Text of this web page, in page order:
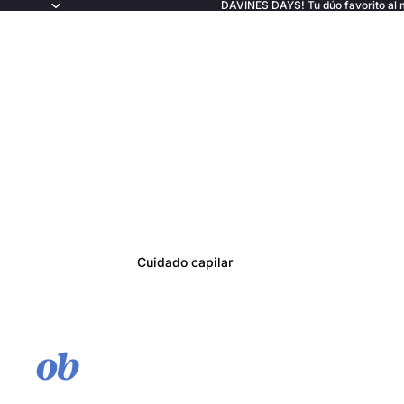
DAVINES DAYS! Tu dúo favorito al
Cuidado capilar